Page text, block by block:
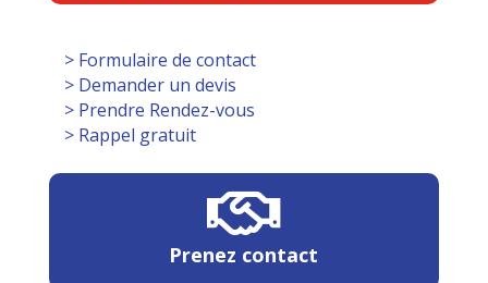
> Formulaire de contact
> Demander un devis
> Prendre Rendez-vous
> Rappel gratuit
Prenez contact